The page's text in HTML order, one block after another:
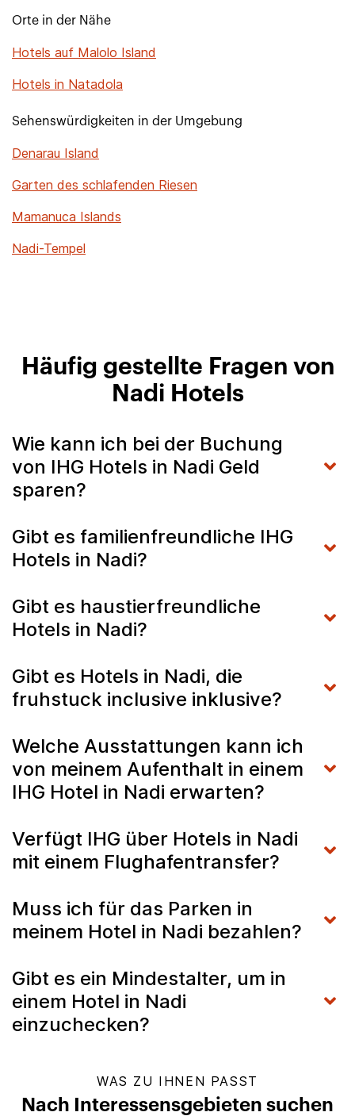
Orte in der Nähe
Hotels auf Malolo Island
Hotels in Natadola
Sehenswürdigkeiten in der Umgebung
Denarau Island
Garten des schlafenden Riesen
Mamanuca Islands
Nadi-Tempel
Häufig gestellte Fragen von
Nadi Hotels
Wie kann ich bei der Buchung
von IHG Hotels in Nadi Geld
sparen?
Gibt es familienfreundliche IHG
Hotels in Nadi?
Gibt es haustierfreundliche
Hotels in Nadi?
Gibt es Hotels in Nadi, die
fruhstuck inclusive inklusive?
Welche Ausstattungen kann ich
von meinem Aufenthalt in einem
IHG Hotel in Nadi erwarten?
Verfügt IHG über Hotels in Nadi
mit einem Flughafentransfer?
Muss ich für das Parken in
meinem Hotel in Nadi bezahlen?
Gibt es ein Mindestalter, um in
einem Hotel in Nadi
einzuchecken?
WAS ZU IHNEN PASST
Nach Interessensgebieten suchen